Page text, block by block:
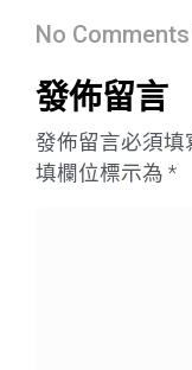
No
發佈留言
發佈留言必須填
填欄位標示為 *